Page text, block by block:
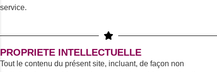
service.
PROPRIETE INTELLECTUELLE
Tout le contenu du présent site, incluant, de façon non